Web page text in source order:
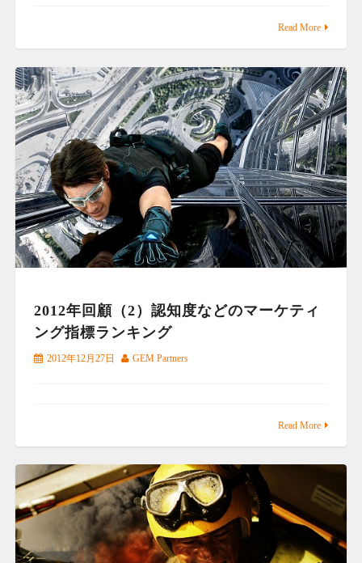
Read More
2012年回顧（2）認知度などのマーケティ
ング指標ランキング
2012年12月27日 GEM Partners
Read More